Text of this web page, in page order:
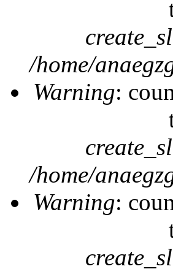
/home/
Warning:
/home/
Warning: